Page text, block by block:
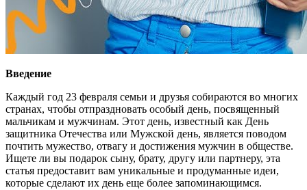
Введение
Каждый год 23 февраля семьи и друзья собираются во многих
странах, чтобы отпраздновать особый день, посвященный
мальчикам и мужчинам. Этот день, известный как День
защитника Отечества или Мужской день, является поводом
почтить мужество, отвагу и достижения мужчин в обществе.
Ищете ли вы подарок сыну, брату, другу или партнеру, эта
статья предоставит вам уникальные и продуманные идеи,
которые сделают их день еще более запоминающимся.